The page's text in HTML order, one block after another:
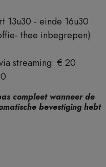
13u30 - einde 16u30
thee inbegrepen)
streaming: € 20
compleet wanneer de
bevestiging hebt